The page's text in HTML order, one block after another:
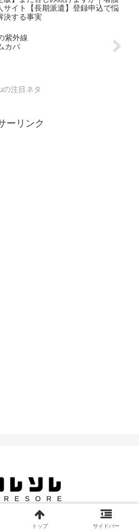
サイト【長期派遣】登録申込で悩
決する事実
紫外線
カバ
の注目ネタ
ーリンク
レコレソレ.
トップ サイドバー